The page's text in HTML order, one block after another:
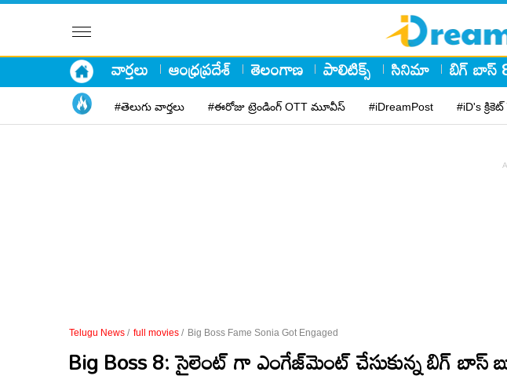
వార్తలు ఆంధ్రప్రదేశ్ తెలంగాణ పాలిటిక్స్ సినిమా బిగ్ బాస్
#తెలుగు వార్తలు #ఈరోజు ట్రెండింగ్ OTT మూవీస్ #iDreamPost #iD's
Telugu News / full movies / Big Boss Fame Sonia Got Engaged
Big Boss 8: సైలెంట్ గా ఎంగేజ్‌మెంట్ చేసుకున్న బిగ్ బాస్